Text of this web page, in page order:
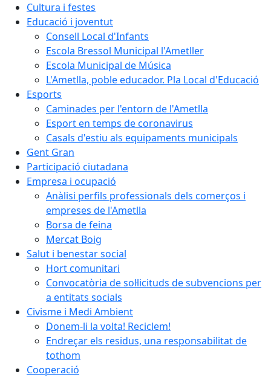
Cultura i festes
Educació i joventut
Consell Local d'Infants
Escola Bressol Municipal l'Ametller
Escola Municipal de Música
L'Ametlla, poble educador. Pla Local d'Educació
Esports
Caminades per l'entorn de l'Ametlla
Esport en temps de coronavirus
Casals d'estiu als equipaments municipals
Gent Gran
Participació ciutadana
Empresa i ocupació
Anàlisi perfils professionals dels comerços i
empreses de l'Ametlla
Borsa de feina
Mercat Boig
Salut i benestar social
Hort comunitari
Convocatòria de sol·licituds de subvencions per
a entitats socials
Civisme i Medi Ambient
Donem-li la volta! Reciclem!
Endreçar els residus, una responsabilitat de
tothom
Cooperació